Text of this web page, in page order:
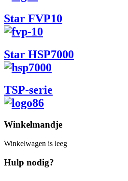
Star FVP10
Star HSP7000
TSP-serie
Winkelmandje
Winkelwagen is leeg
Hulp nodig?